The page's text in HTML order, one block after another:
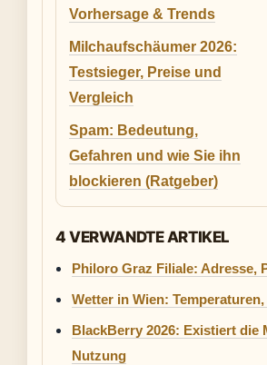
Vorhersage & Trends
Milchaufschäumer 2026:
Testsieger, Preise und
Vergleich
Spam: Bedeutung,
Gefahren und wie Sie ihn
blockieren (Ratgeber)
4 VERWANDTE ARTIKEL
Philoro Graz Filiale: Adresse,
Wetter in Wien:
BlackBerry 2026: Existiert die
Nutzung